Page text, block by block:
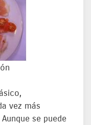
vez más
se puede